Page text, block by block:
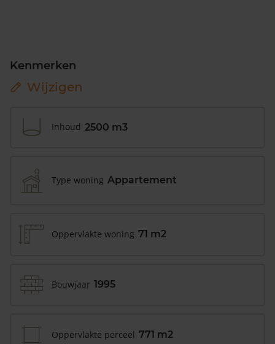
Kenmerken
Wijzigen
Inhoud 2500 m3
Type woning Appartement
Oppervlakte woning 71 m2
Bouwjaar 1995
Oppervlakte perceel 771 m2